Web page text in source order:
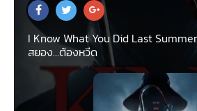
I Know What You Did Last
สยอง...ต้องหวีด